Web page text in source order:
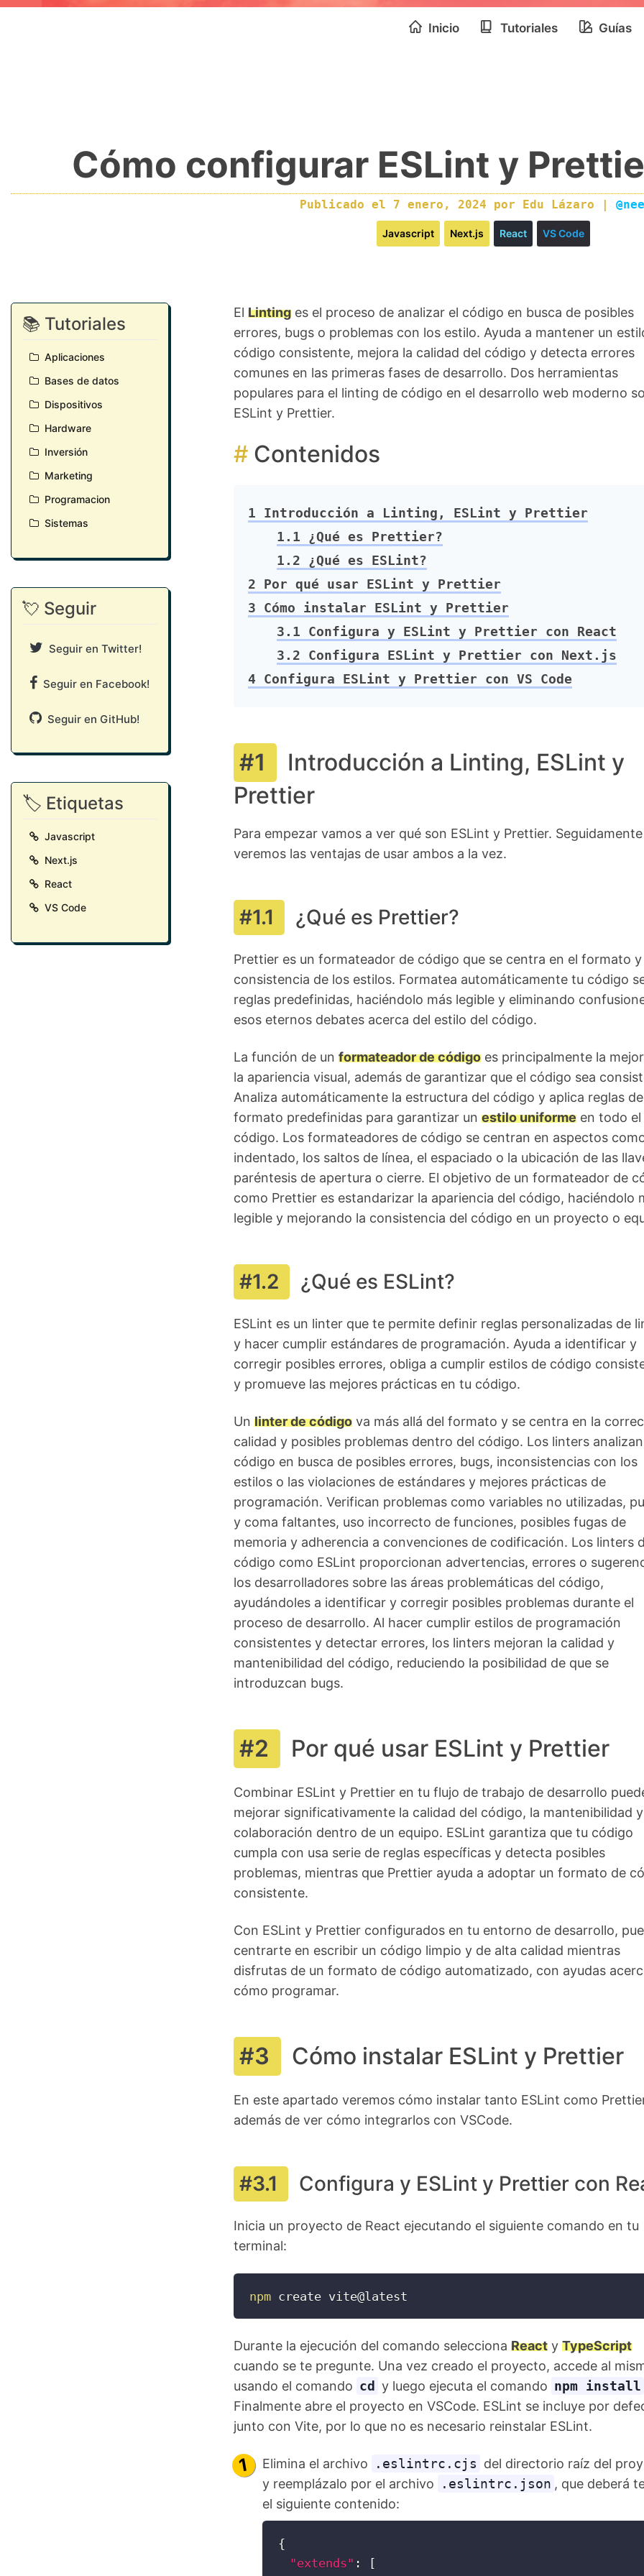
Inicio Tutoriales Guías
Cómo configurar ESLint y
Publicado el 7 enero, 2024 por Edu Lázaro |
Javascript Next.js React VS Code
📚 Tutoriales
Aplicaciones
Bases de datos
Dispositivos
Hardware
Inversión
Marketing
Programacion
Sistemas
💘 Seguir
Seguir en Twitter!
Seguir en Facebook!
Seguir en GitHub!
🏷️ Etiquetas
Javascript
Next.js
React
VS Code
El Lintinges el proceso de analizar el código en busca de posibles
errores, bugs o problemas con los estilo. Ayuda a mantener un
código consistente, mejora la calidad del código y detecta errores
comunes en las primeras fases de desarrollo. Dos herramientas
populares para el linting de código en el desarrollo web moderno
ESLint y Prettier.
Contenidos
1 Introducción a Linting, ESLint y Prettier
1.1 ¿Qué es Prettier?
1.2 ¿Qué es ESLint?
2 Por qué usar ESLint y Prettier
3 Cómo instalar ESLint y Prettier
3.1 Configura y ESLint y Prettier con React
3.2 Configura ESLint y Prettier con Next.js
4 Configura ESLint y Prettier con VS Code
Introducción a Linting, ESLint y
Prettier
Para empezar vamos a ver qué son ESLint y Prettier. Seguidamente
veremos las ventajas de usar ambos a la vez.
¿Qué es Prettier?
Prettier es un formateador de código que se centra en el formato y
consistencia de los estilos. Formatea automáticamente tu código
reglas predefinidas, haciéndolo más legible y eliminando
esos eternos debates acerca del estilo del código.
La función de un formateador de códigoes principalmente la
la apariencia visual, además de garantizar que el código sea
Analiza automáticamente la estructura del código y aplica reglas de
formato predefinidas para garantizar un estilo uniformeen todo el
código. Los formateadores de código se centran en aspectos
indentado, los saltos de línea, el espaciado o la ubicación de las
paréntesis de apertura o cierre. El objetivo de un formateador de
como Prettier es estandarizar la apariencia del código, haciéndolo
legible y mejorando la consistencia del código en un proyecto o
¿Qué es ESLint?
ESLint es un linter que te permite definir reglas personalizadas de
y hacer cumplir estándares de programación. Ayuda a identificar y
corregir posibles errores, obliga a cumplir estilos de código
y promueve las mejores prácticas en tu código.
Un linter de códigova más allá del formato y se centra en la
calidad y posibles problemas dentro del código. Los linters
código en busca de posibles errores, bugs, inconsistencias con los
estilos o las violaciones de estándares y mejores prácticas de
programación. Verifican problemas como variables no utilizadas,
y coma faltantes, uso incorrecto de funciones, posibles fugas de
memoria y adherencia a convenciones de codificación. Los linters
código como ESLint proporcionan advertencias, errores o
los desarrolladores sobre las áreas problemáticas del código,
ayudándoles a identificar y corregir posibles problemas durante el
proceso de desarrollo. Al hacer cumplir estilos de programación
consistentes y detectar errores, los linters mejoran la calidad y
mantenibilidad del código, reduciendo la posibilidad de que se
introduzcan bugs.
Por qué usar ESLint y Prettier
Combinar ESLint y Prettier en tu flujo de trabajo de desarrollo
mejorar significativamente la calidad del código, la mantenibilidad
colaboración dentro de un equipo. ESLint garantiza que tu código
cumpla con usa serie de reglas específicas y detecta posibles
problemas, mientras que Prettier ayuda a adoptar un formato de
consistente.
Con ESLint y Prettier configurados en tu entorno de desarrollo,
centrarte en escribir un código limpio y de alta calidad mientras
disfrutas de un formato de código automatizado, con ayudas
cómo programar.
Cómo instalar ESLint y Prettier
En este apartado veremos cómo instalar tanto ESLint como
además de ver cómo integrarlos con VSCode.
Configura y ESLint y Prettier con
Inicia un proyecto de React ejecutando el siguiente comando en tu
terminal:
npm create vite@latest
Durante la ejecución del comando selecciona Reacty TypeScript
cuando se te pregunte. Una vez creado el proyecto, accede al
usando el comando cd y luego ejecuta el comando npm install
Finalmente abre el proyecto en VSCode. ESLint se incluye por
junto con Vite, por lo que no es necesario reinstalar ESLint.
Elimina el archivo .eslintrc.cjs del directorio raíz del
y reemplázalo por el archivo
.eslintrc.json , que deberá
el siguiente contenido:
{
"extends" :
[